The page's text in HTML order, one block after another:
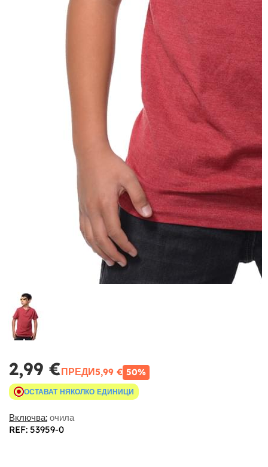
2,99 €ПРЕДИ5,99 € 50%
ОСТАВАТ НЯКОЛКО ЕДИНИЦИ
Включва: очила
REF: 53959-0